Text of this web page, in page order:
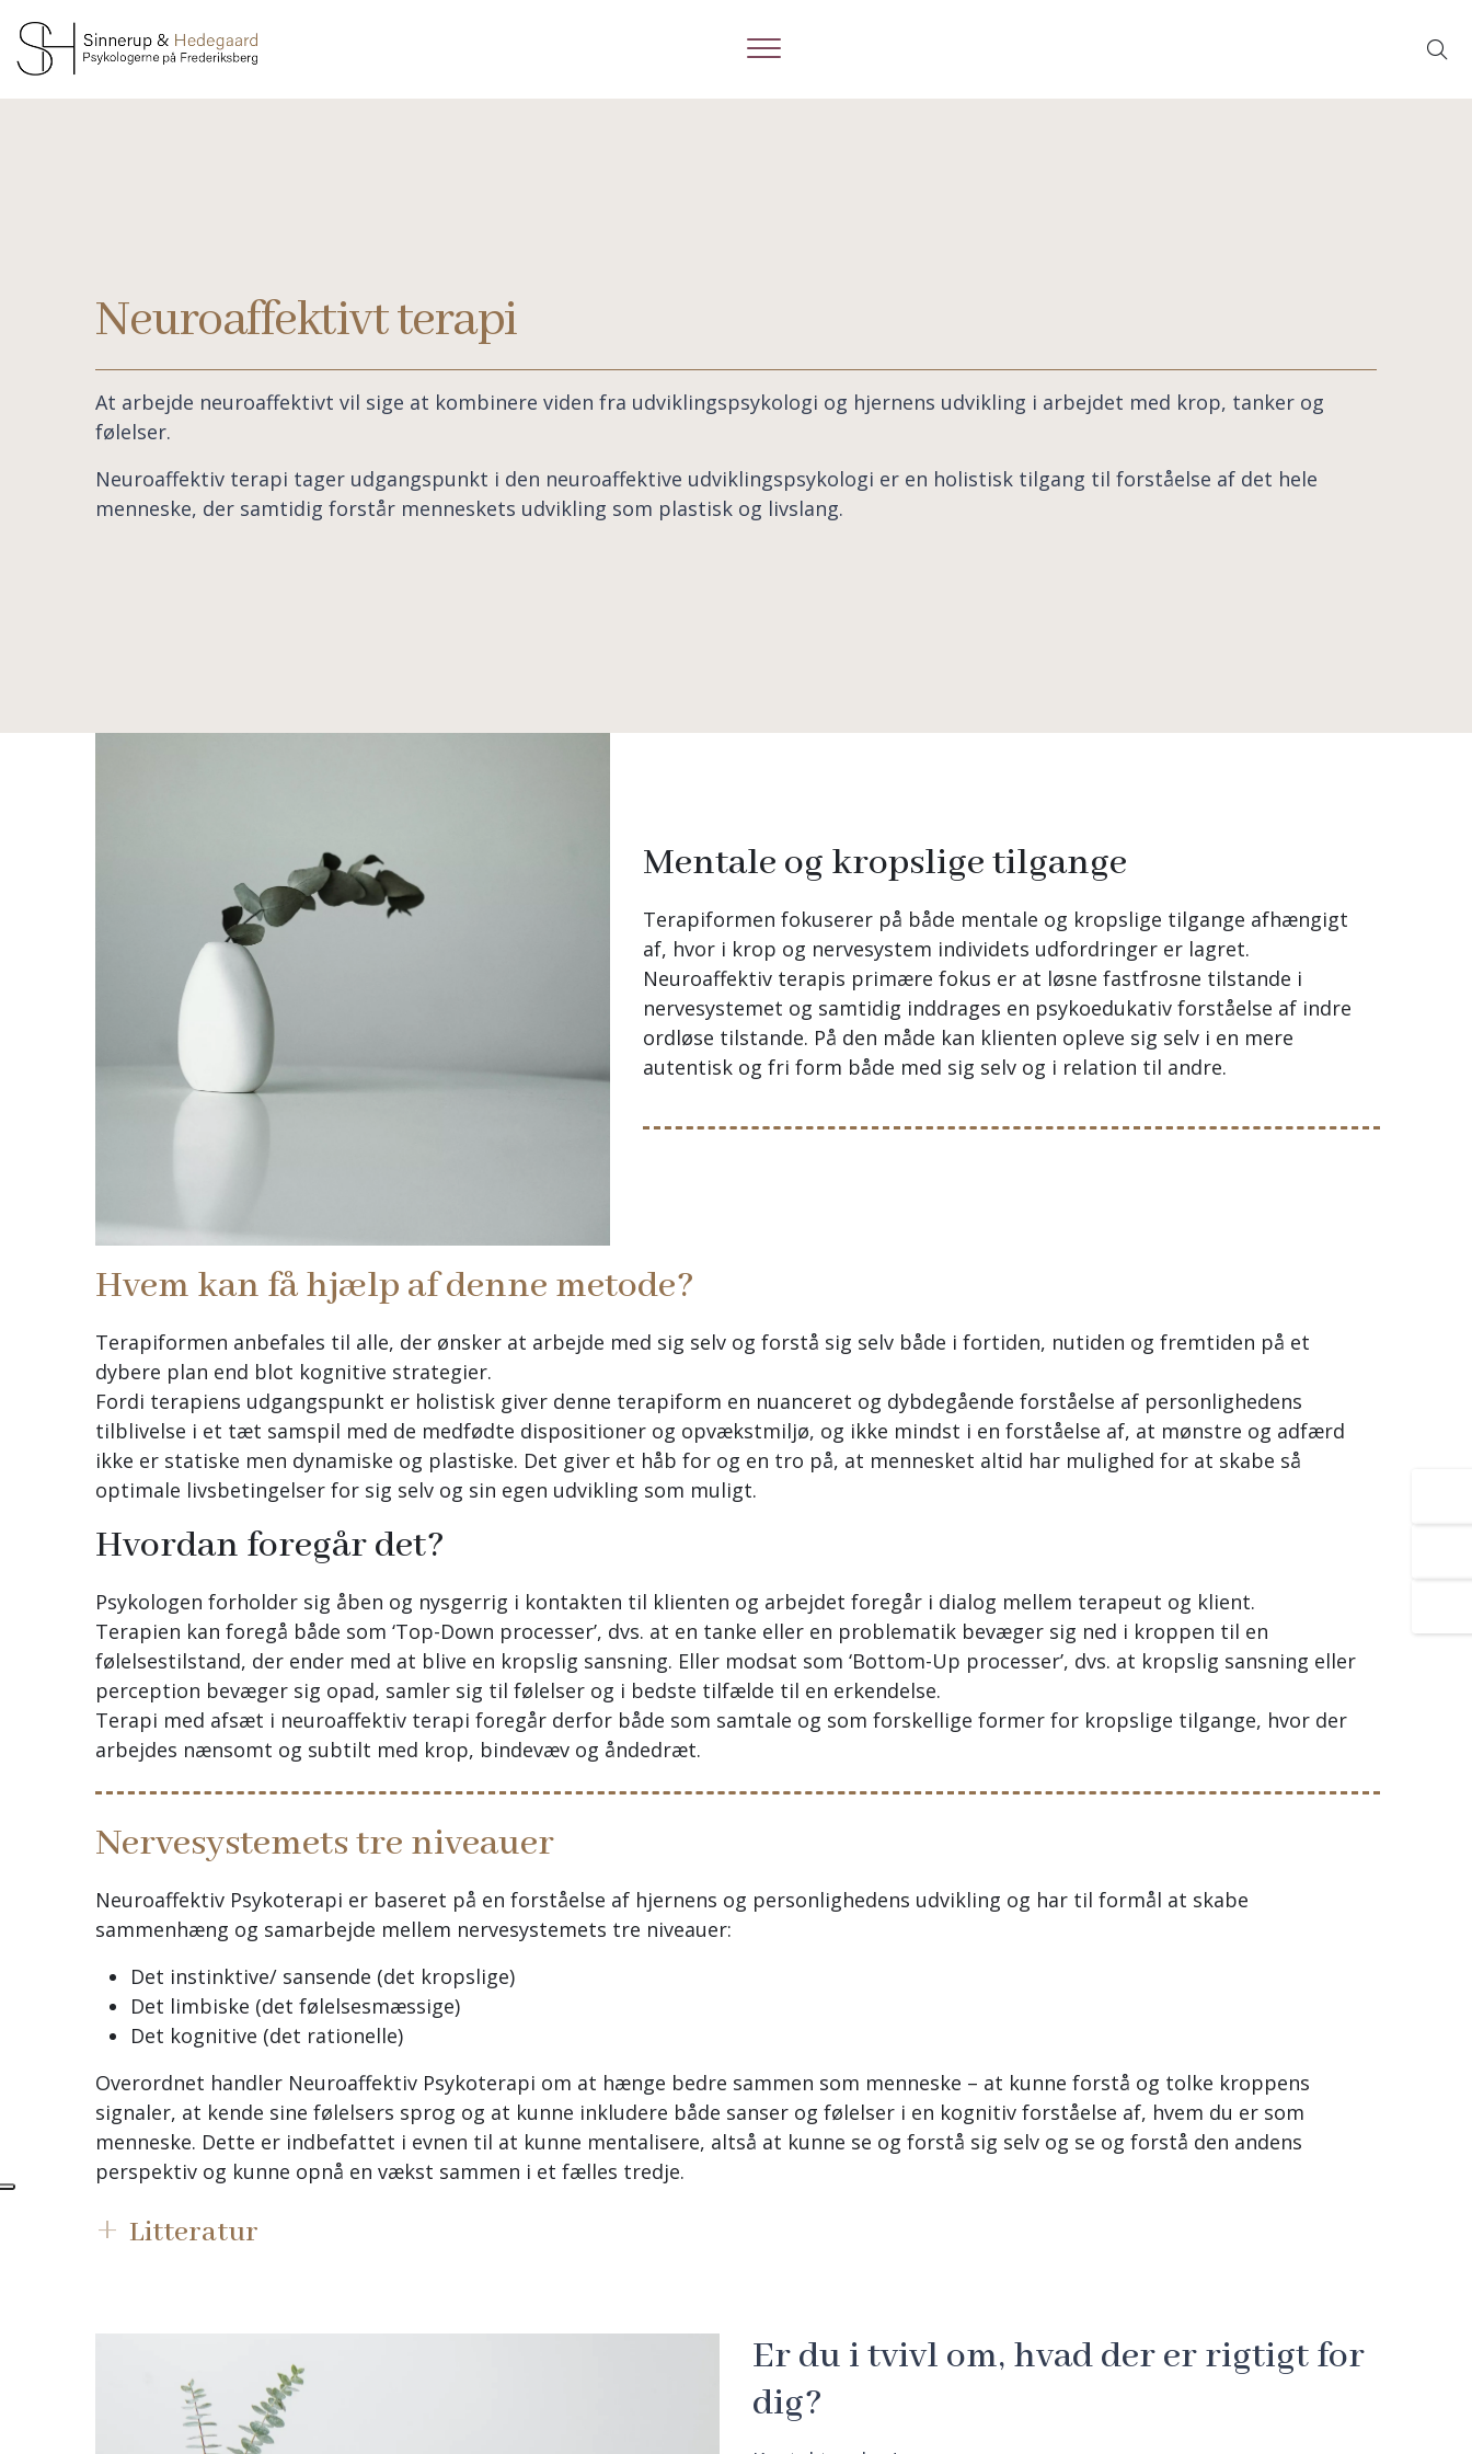
hovedindhold
Neuroaffektivt terapi
At arbejde neuroaffektivt vil sige at kombinere viden fra udviklingspsykologi og hjernens udvikling i arbejdet med krop, tanker og
følelser.
Neuroaffektiv terapi tager udgangspunkt i den neuroaffektive udviklingspsykologi er en holistisk tilgang til forståelse af det hele
menneske, der samtidig forstår menneskets udvikling som plastisk og livslang.
Mentale og kropslige tilgange
Terapiformen fokuserer på både mentale og kropslige tilgange afhængigt
af, hvor i krop og nervesystem individets udfordringer er lagret.
Neuroaffektiv terapis primære fokus er at løsne fastfrosne tilstande i
nervesystemet og samtidig inddrages en psykoedukativ forståelse af indre
ordløse tilstande. På den måde kan klienten opleve sig selv i en mere
autentisk og fri form både med sig selv og i relation til andre.
Hvem kan få hjælp af denne metode?
Terapiformen anbefales til alle, der ønsker at arbejde med sig selv og forstå sig selv både i fortiden, nutiden og fremtiden på et
dybere plan end blot kognitive strategier.
Fordi terapiens udgangspunkt er holistisk giver denne terapiform en nuanceret og dybdegående forståelse af personlighedens
tilblivelse i et tæt samspil med de medfødte dispositioner og opvækstmiljø, og ikke mindst i en forståelse af, at mønstre og adfærd
ikke er statiske men dynamiske og plastiske. Det giver et håb for og en tro på, at mennesket altid har mulighed for at skabe så
optimale livsbetingelser for sig selv og sin egen udvikling som muligt.
Hvordan foregår det?
Psykologen forholder sig åben og nysgerrig i kontakten til klienten og arbejdet foregår i dialog mellem terapeut og klient.
Terapien kan foregå både som ‘Top-Down processer’, dvs. at en tanke eller en problematik bevæger sig ned i kroppen til en
følelsestilstand, der ender med at blive en kropslig sansning. Eller modsat som ‘Bottom-Up processer’, dvs. at kropslig sansning eller
perception bevæger sig opad, samler sig til følelser og i bedste tilfælde til en erkendelse.
Terapi med afsæt i neuroaffektiv terapi foregår derfor både som samtale og som forskellige former for kropslige tilgange, hvor der
arbejdes nænsomt og subtilt med krop, bindevæv og åndedræt.
Nervesystemets tre niveauer
Neuroaffektiv Psykoterapi er baseret på en forståelse af hjernens og personlighedens udvikling og har til formål at skabe
sammenhæng og samarbejde mellem nervesystemets tre niveauer:
Det instinktive/ sansende (det kropslige)
Det limbiske (det følelsesmæssige)
Det kognitive (det rationelle)
Overordnet handler Neuroaffektiv Psykoterapi om at hænge bedre sammen som menneske – at kunne forstå og tolke kroppens
signaler, at kende sine følelsers sprog og at kunne inkludere både sanser og følelser i en kognitiv forståelse af, hvem du er som
menneske. Dette er indbefattet i evnen til at kunne mentalisere, altså at kunne se og forstå sig selv og se og forstå den andens
perspektiv og kunne opnå en vækst sammen i et fælles tredje.
Litteratur
Er du i tvivl om, hvad der er rigtigt for
dig?